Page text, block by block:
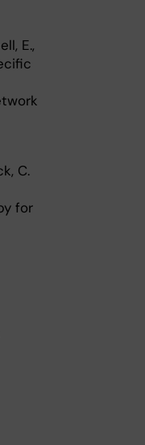
E.,
C.
for